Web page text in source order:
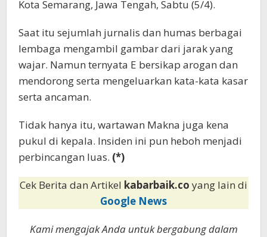
Kota Semarang, Jawa Tengah, Sabtu (5/4).
Saat itu sejumlah jurnalis dan humas berbagai
lembaga mengambil gambar dari jarak yang
wajar. Namun ternyata E bersikap arogan dan
mendorong serta mengeluarkan kata-kata kasar
serta ancaman.
Tidak hanya itu, wartawan Makna juga kena
pukul di kepala. Insiden ini pun heboh menjadi
perbincangan luas. (*)
Cek Berita dan Artikel kabarbaik.co yang lain di
Google News
Kami mengajak Anda untuk bergabung dalam